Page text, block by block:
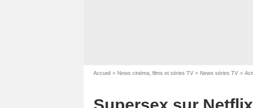
Accueil News cinéma, films et séries TV News séries TV